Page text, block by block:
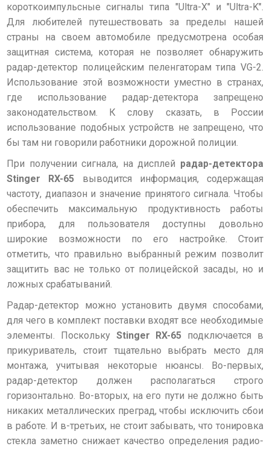
короткоимпульсные сигналы типа "Ultra-X" и "Ultra-K".
Для любителей путешествовать за пределы нашей
страны на своем автомобиле предусмотрена особая
защитная система, которая не позволяет обнаружить
радар-детектор полицейским пеленгаторам типа VG-2.
Использование этой возможности уместно в странах,
где использование радар-детектора запрещено
законодательством. К слову сказать, в России
использование подобных устройств не запрещено, что
бы там ни говорили работники дорожной полиции.
При получении сигнала, на дисплей радар-детектора
Stinger RX-65 выводится информация, содержащая
частоту, диапазон и значение принятого сигнала. Чтобы
обеспечить максимальную продуктивность работы
прибора, для пользователя доступны довольно
широкие возможности по его настройке. Стоит
отметить, что правильно выбранный режим позволит
защитить вас не только от полицейской засады, но и
ложных срабатываний.
Радар-детектор можно установить двумя способами,
для чего в комплект поставки входят все необходимые
элементы. Поскольку Stinger RX-65 подключается в
прикуриватель, стоит тщательно выбрать место для
монтажа, учитывая некоторые нюансы. Во-первых,
радар-детектор должен располагаться строго
горизонтально. Во-вторых, на его пути не должно быть
никаких металлических преград, чтобы исключить сбои
в работе. И в-третьих, не стоит забывать, что тонировка
стекла заметно снижает качество определения радио-